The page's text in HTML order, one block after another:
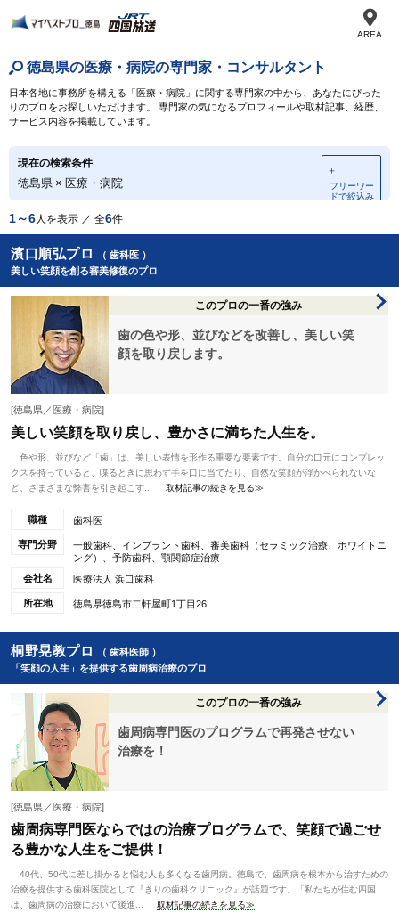
AREA
徳島県の医療・病院の専門家・コンサルタント
日本各地に事務所を構える「医療・病院」に関する専門家の中から、あなたにぴった
りのプロをお探しいただけます。 専門家の気になるプロフィールや取材記事、経歴、
サービス内容を掲載しています。
現在の検索条件
徳島県 × 医療・病院
＋
フリーワー
ドで絞込み
1～6人を表示 ／ 全6件
濱口順弘プロ
（ 歯科医 ）
美しい笑顔を創る審美修復のプロ
このプロの一番の強み
歯の色や形、並びなどを改善し、美しい笑
顔を取り戻します。
[徳島県／医療・病院]
美しい笑顔を取り戻し、豊かさに満ちた人生を。
色や形、並びなど「歯」は、美しい表情を形作る重要な要素です。自分の口元にコンプレッ
クスを持っていると、喋るときに思わず手を口に当てたり、自然な笑顔が浮かべられないな
ど、さまざまな弊害を引き起こす...
取材記事の続きを見る≫
職種 歯科医
専門分野
一般歯科、インプラント歯科、審美歯科（セラミック治療、ホワイトニ
ング）、予防歯科、顎関節症治療
会社名
医療法人 浜口歯科
所在地 徳島県徳島市二軒屋町1丁目26
桐野晃教プロ
（ 歯科医師 ）
「笑顔の人生」を提供する歯周病治療のプロ
このプロの一番の強み
歯周病専門医のプログラムで再発させない
治療を！
[徳島県／医療・病院]
歯周病専門医ならではの治療プログラムで、笑顔で過ごせ
る豊かな人生をご提供！
40代、50代に差し掛かると悩む人も多くなる歯周病。徳島で、歯周病を根本から治すための
治療を提供する歯科医院として『きりの歯科クリニック』が話題です。「私たちが住む四国
は、歯周病の治療において後進...
取材記事の続きを見る≫